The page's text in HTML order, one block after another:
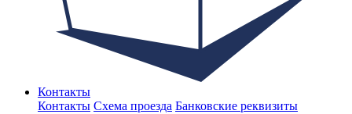
Контакты
Контакты Схема проезда Банковские реквизиты